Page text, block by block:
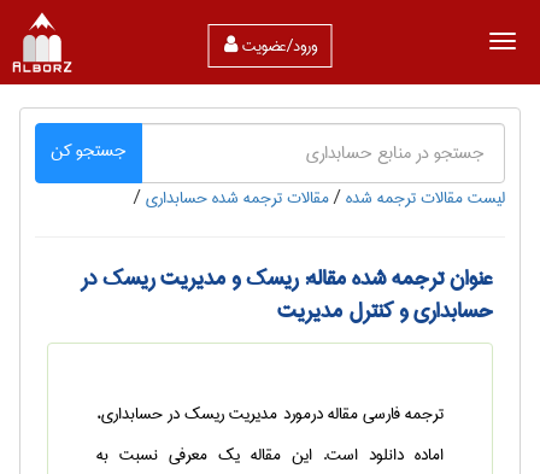
ورود/عضویت
جستجو کن
لیست مقالات ترجمه شده/مقالات ترجمه شده حسابداری/
عنوان ترجمه شده مقاله: ریسک و مدیریت ریسک در
حسابداری و کنترل مدیریت
ترجمه فارسی مقاله درمورد مدیریت ریسک در حسابداری،
اماده دانلود است. این مقاله یک معرفی نسبت به